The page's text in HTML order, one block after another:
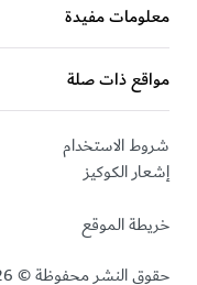
مفيدة
ذات صلة
الاستخدام
الكوكيز
الموقع